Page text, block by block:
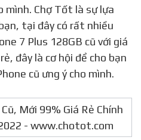
mình. Chợ Tốt là sự lựa
tại đây có rất nhiều
7 Plus 128GB cũ với giá
đây là cơ hội để cho bạn
cũ ưng ý cho mình.